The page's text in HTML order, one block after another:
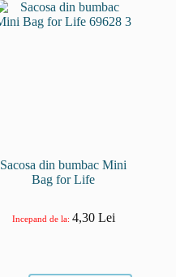
Sacosa din bumbac Mini
Bag for Life
Incepand de la: 4,30 Lei